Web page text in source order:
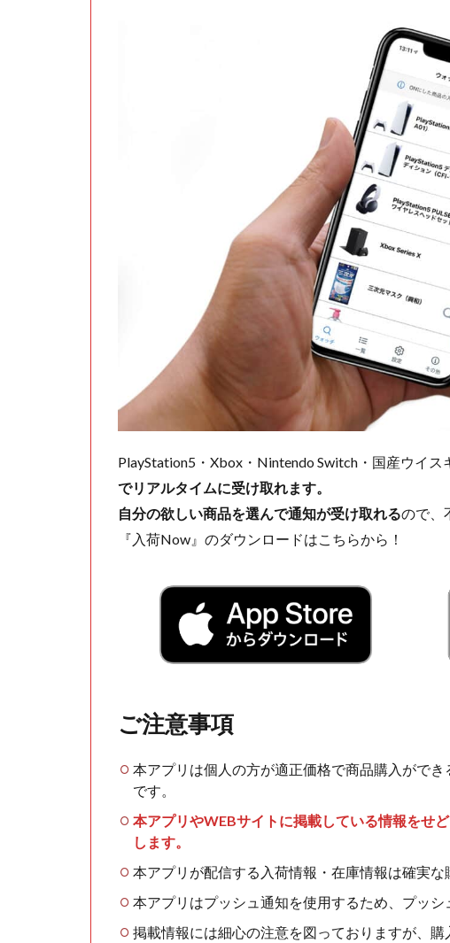
PlayStation5・Xbox・Nintendo Switch・国産ウイス
でリアルタイムに受け取れます。
自分の欲しい商品を選んで通知が受け取れるので、
『入荷Now』のダウンロードはこちらから！
ご注意事項
本アプリは個人の方が適正価格で商品購入がで
です。
本アプリやWEBサイトに掲載している情報をせ
します。
本アプリが配信する入荷情報・在庫情報は確実な
本アプリはプッシュ通知を使用するため、プッ
掲載情報には細心の注意を図っておりますが、